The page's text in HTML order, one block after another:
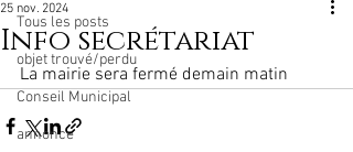
Tous les posts
objet trouvé/perdu
Conseil Municipal
annonce
Info secrétariat
25 nov. 2024
La mairie sera fermé demain matin